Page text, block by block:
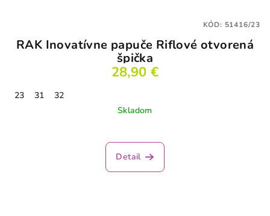
RAK Inovatívne papuče Riflové otvorená
špička
28,90 €
23 31
32
Skladom
Detail
KÓD: 51416/23